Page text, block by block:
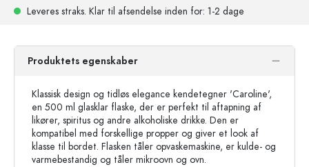
Leveres straks. Klar til afsendelse inden for: 1-2 dage
Produktets egenskaber
Klassisk design og tidløs elegance kendetegner 'Caroline',
en 500 ml glasklar flaske, der er perfekt til aftapning af
likører, spiritus og andre alkoholiske drikke. Den er
kompatibel med forskellige propper og giver et look af
klasse til bordet. Flasken tåler opvaskemaskine, er kulde- og
varmebestandig og tåler mikroovn og ovn.